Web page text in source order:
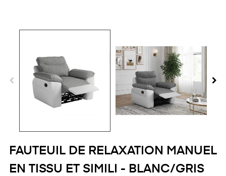
FAUTEUIL DE RELAXATION MANUEL
EN TISSU ET SIMILI - BLANC/GRIS